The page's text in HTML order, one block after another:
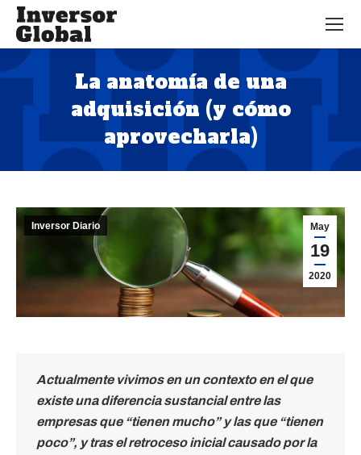
La anatomía de una
adquisición (y cómo
aprovecharla)
Estás aquí:
May
19
2020
Inversor Diario
Actualmente vivimos en un contexto en el que
existe una diferencia sustancial entre las
empresas que “tienen mucho” y las que “tienen
poco”, y tras el retroceso inicial causado por la